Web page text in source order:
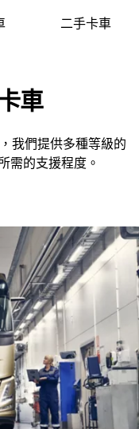
二手卡車
車
我們提供多種等級的
需的支援程度。